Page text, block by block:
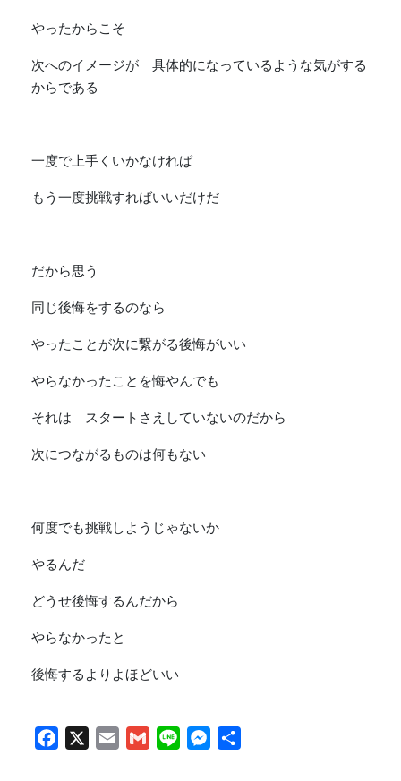
やったからこそ
次へのイメージが 具体的になっているような気がする
からである
一度で上手くいかなければ
もう一度挑戦すればいいだけだ
だから思う
同じ後悔をするのなら
やったことが次に繋がる後悔がいい
やらなかったことを悔やんでも
それは スタートさえしていないのだから
次につながるものは何もない
何度でも挑戦しようじゃないか
やるんだ
どうせ後悔するんだから
やらなかったと
後悔するよりよほどいい
Facebook Email Gmail Line Messenger